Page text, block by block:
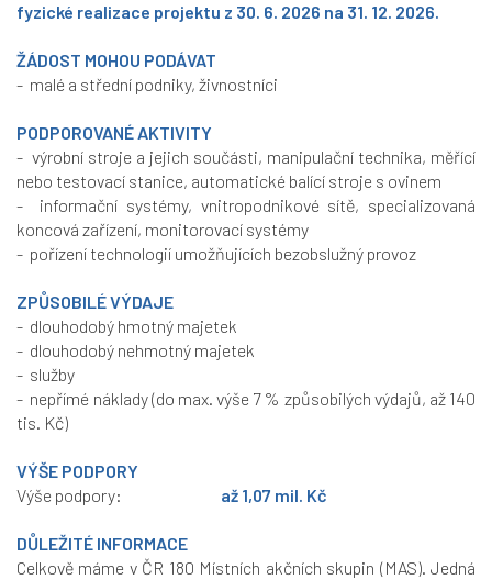
fyzické realizace projektu z 30. 6. 2026 na 31. 12. 2026.
ŽÁDOST MOHOU PODÁVAT
- malé a střední podniky, živnostníci
PODPOROVANÉ AKTIVITY
- výrobní stroje a jejich součásti, manipulační technika, měřící
nebo testovací stanice, automatické balící stroje s ovinem
- informační systémy, vnitropodnikové sítě, specializovaná
koncová zařízení, monitorovací systémy
- pořízení technologií umožňujících bezobslužný provoz
ZPŮSOBILÉ VÝDAJE
- dlouhodobý hmotný majetek
- dlouhodobý nehmotný majetek
- služby
- nepřímé náklady (do max. výše 7 % způsobilých výdajů, až 140
tis. Kč)
VÝŠE PODPORY
Výše podpory:
až 1,07 mil. Kč
DŮLEŽITÉ INFORMACE
Celkově máme v ČR 180 Místních akčních skupin (MAS). Jedná